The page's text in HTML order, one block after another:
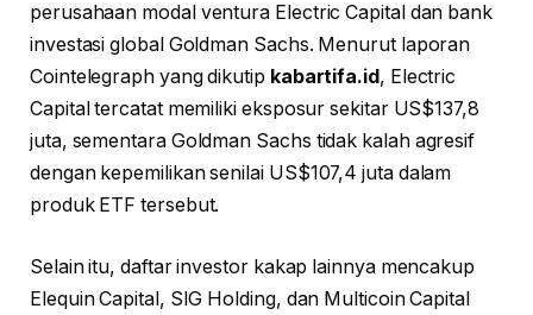
perusahaan modal ventura Electric Capital dan bank
investasi global Goldman Sachs. Menurut laporan
Cointelegraph yang dikutip kabartifa.id, Electric
Capital tercatat memiliki eksposur sekitar US$137,8
juta, sementara Goldman Sachs tidak kalah agresif
dengan kepemilikan senilai US$107,4 juta dalam
produk ETF tersebut.
Selain itu, daftar investor kakap lainnya mencakup
Elequin Capital, SIG Holding, dan Multicoin Capital